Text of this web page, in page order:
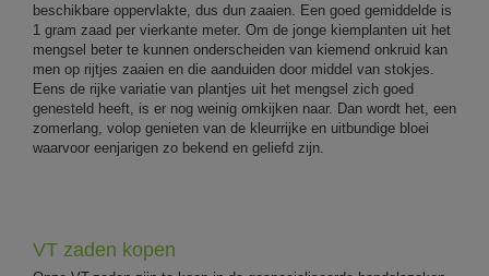
beschikbare oppervlakte, dus dun zaaien. Een goed gemiddelde is
1 gram zaad per vierkante meter. Om de jonge kiemplanten uit het
mengsel beter te kunnen onderscheiden van kiemend onkruid kan
men op rijtjes zaaien en die aanduiden door middel van stokjes.
Eens de rijke variatie van plantjes uit het mengsel zich goed
genesteld heeft, is er nog weinig omkijken naar. Dan wordt het, een
zomerlang, volop genieten van de kleurrijke en uitbundige bloei
waarvoor eenjarigen zo bekend en geliefd zijn.
VT zaden kopen